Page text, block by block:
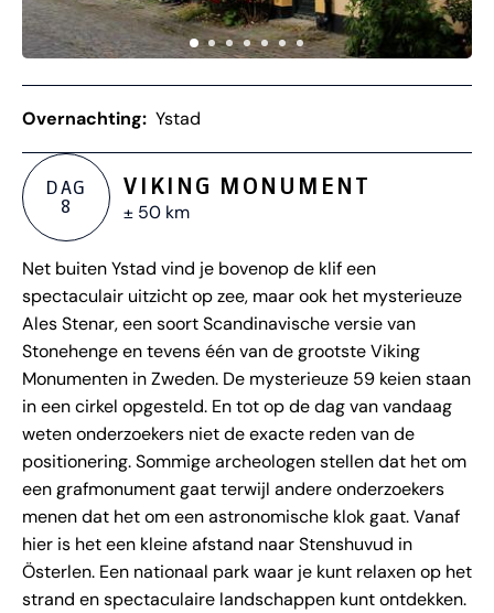
Overnachting: Ystad
DAG
8
VIKING MONUMENT
± 50 km
Net buiten Ystad vind je bovenop de klif een
spectaculair uitzicht op zee, maar ook het mysterieuze
Ales Stenar, een soort Scandinavische versie van
Stonehenge en tevens één van de grootste Viking
Monumenten in Zweden. De mysterieuze 59 keien staan
in een cirkel opgesteld. En tot op de dag van vandaag
weten onderzoekers niet de exacte reden van de
positionering. Sommige archeologen stellen dat het om
een grafmonument gaat terwijl andere onderzoekers
menen dat het om een astronomische klok gaat. Vanaf
hier is het een kleine afstand naar Stenshuvud in
Österlen. Een nationaal park waar je kunt relaxen op het
strand en spectaculaire landschappen kunt ontdekken.